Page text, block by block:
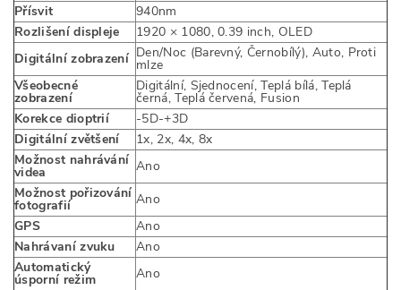
Přísvit
940nm
Rozlišení displeje
1920 × 1080, 0.39 inch, OLED
Digitální zobrazení Den/Noc (Barevný, Černobílý), Auto, Proti
mlze
Všeobecné
zobrazení
Digitální, Sjednocení, Teplá bílá, Teplá
černá, Teplá červená, Fusion
Korekce dioptrií
-5D-+3D
Digitální zvětšení
1x, 2x, 4x, 8x
Možnost nahrávání
videa
Ano
Možnost pořizování
fotografií
Ano
GPS
Ano
Nahrávaní zvuku
Ano
Automatický
úsporní režim
Ano